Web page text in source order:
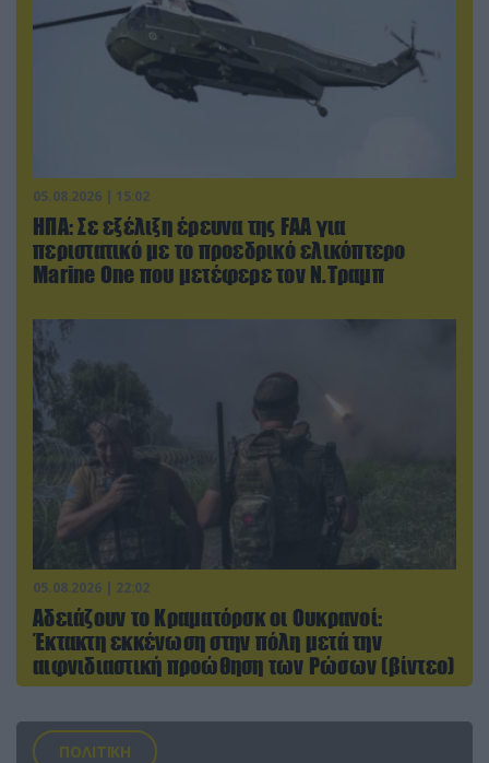
05.08.2026 | 15:02
ΗΠΑ: Σε εξέλιξη έρευνα της FAA για
περιστατικό με το προεδρικό ελικόπτερο
Marine One που μετέφερε τον Ν.Τραμπ
05.08.2026 | 22:02
Αδειάζουν το Κραματόρσκ οι Ουκρανοί:
Έκτακτη εκκένωση στην πόλη μετά την
αιφνιδιαστική προώθηση των Ρώσων (βίντεο)
ΠΟΛΙΤΙΚΗ